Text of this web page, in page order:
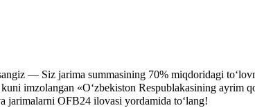
— Siz jarima summasining 70% miqdoridagi
imzolangan «O‘zbekiston Respublakasining ayrim
OFB24 ilovasi yordamida to‘lang!